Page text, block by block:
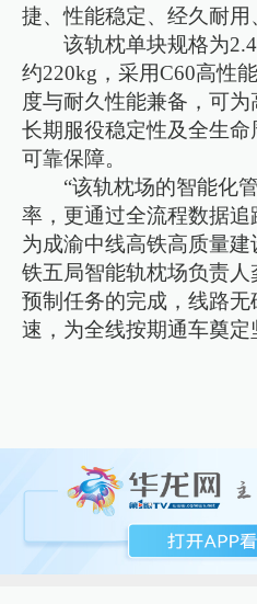
捷、性能稳定、经久耐用
该轨枕单块规格为
约220kg，采用C60高性
度与耐久性能兼备，可为
长期服役稳定性及全生
可靠保障。
“该轨枕场的智能化
率，更通过全流程数据追
为成渝中线高铁高质量建
铁五局智能轨枕场负责
预制任务的完成，线路
速，为全线按期通车奠定